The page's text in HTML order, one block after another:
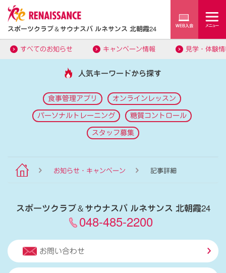
スポーツクラブ＆サウナスパ ルネサンス 北朝霞24
すべてのお知らせ キャンペーン情報 見学・体験
人気キーワードから探す
食事管理アプリ オンラインレッスン
パーソナルトレーニング 糖質コントロール
スタッフ募集
お知らせ・キャンペーン 記事詳細
スポーツクラブ＆サウナスパ ルネサンス 北朝霞24
048-485-2200
お問い合わせ